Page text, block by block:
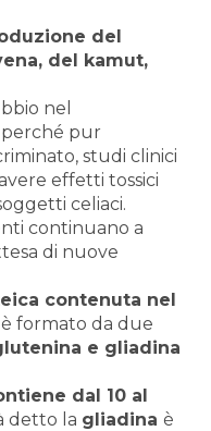
del
del kamut,
nel
perché pur
studi clinici
effetti tossici
celiaci.
continuano a
di nuove
contenuta nel
formato da due
e gliadina
dal 10 al
detto la gliadina è